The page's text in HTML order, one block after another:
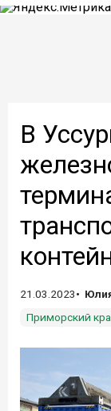
В
21.03.2023
Приморский